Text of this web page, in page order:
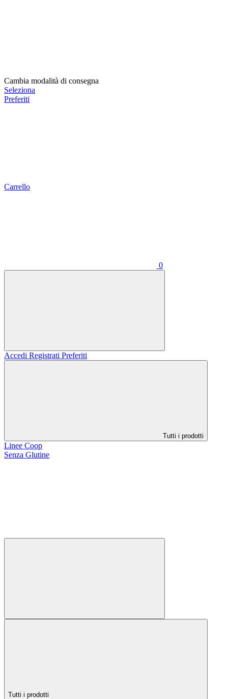
Cambia modalità di consegna
Seleziona
Preferiti
Carrello
0
Accedi Registrati Preferiti
Tutti i prodotti
Linee Coop
Senza Glutine
Tutti i prodotti